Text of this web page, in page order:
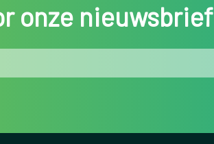
onze nieuwsbrief